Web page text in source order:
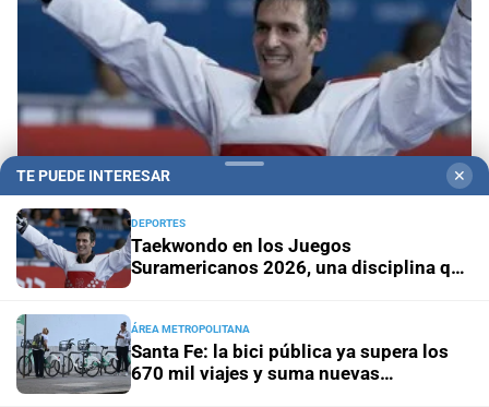
Taekwondo en los Juegos Suramericanos 2026,
una disciplina que acerca a los atletas al sueño
olímpico
TE PUEDE INTERESAR ✕
DEPORTES
Taekwondo en los Juegos
Suramericanos 2026, una disciplina que
ÁREA METROPOLITANA
Santa Fe: la bici pública ya supera los
670 mil viajes y suma nuevas